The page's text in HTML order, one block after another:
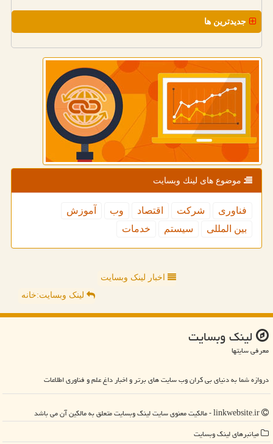
جدیدترین ها
موضوع های لینك وبسایت
فناوری شركت اقتصاد وب
آموزش
بین المللی
سیستم خدمات
اخبار لینک وبسایت
لینک وبسایت:خانه
لینك وبسایت
معرفی سایتها
دروازه شما به دنیای بی کران وب سایت های برتر و اخبار داغ علم و فناوری اطلاعات
میانبرهای لینك وبسایت